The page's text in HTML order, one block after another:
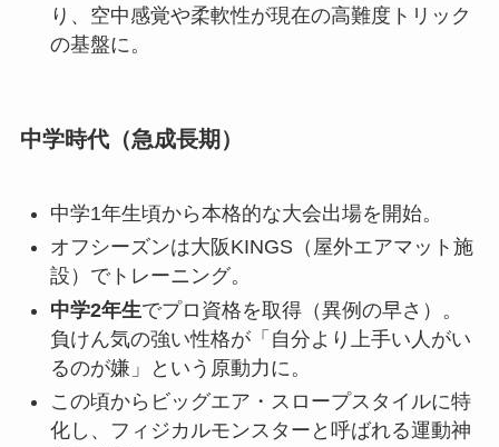
り、空中感覚や柔軟性が現在の高難度トリック
の基盤に。
中学時代（急成長期）
中学1年生頃から本格的な大会出場を開始。
オフシーズンは大阪KINGS（屋外エアマット施
設）でトレーニング。
中学2年生でプロ資格を取得（異例の早さ）。
負けん気の強い性格が「自分より上手い人がい
るのが嫌」という原動力に。
この頃からビッグエア・スロープスタイルに特
化し、フィジカルモンスターと呼ばれる運動神